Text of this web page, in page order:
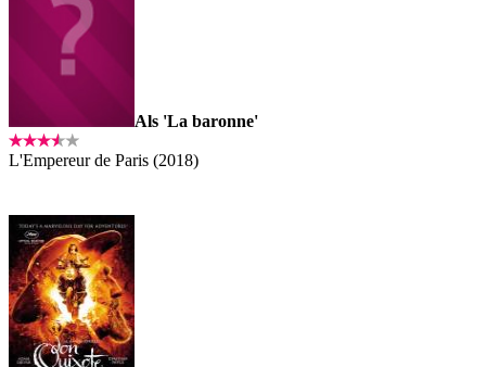
Als 'La baronne'
L'Empereur de Paris (2018)